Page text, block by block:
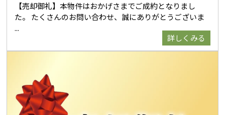
【売却御礼】本物件はおかげさまでご成約となりまし
た。 たくさんのお問い合わせ、誠にありがとうございま
詳しくみる